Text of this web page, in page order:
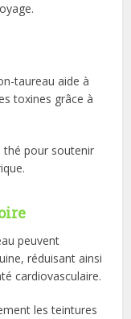
taureau aide à
toxines grâce à
thé pour soutenir
peuvent
réduisant ainsi
cardiovasculaire.
les teintures